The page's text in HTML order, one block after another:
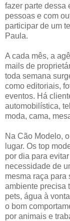
fazer parte dessa
pessoas e com
participar de um
Paula.
A cada mês, a
mails de
toda semana
como editoriais,
eventos. Há
automobilística,
moda, cama,
Na Cão Modelo,
lugar. Os top
por dia para
necessidade de
mesma raça para
ambiente precisa
pets, água à
o bom
por animais e